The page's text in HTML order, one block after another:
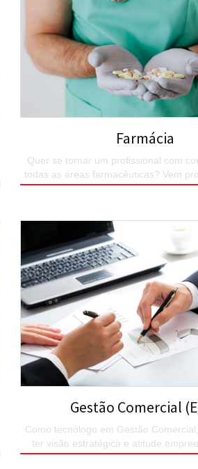
Farmácia
Quer se tornar um profissional com
todas as áreas farmacêuticas? Vem
completo e qualidade máxima
Gestão Comercial
Como tecnólogo em Gestão
ter visão estratégica e atitude
atender aos desafios.